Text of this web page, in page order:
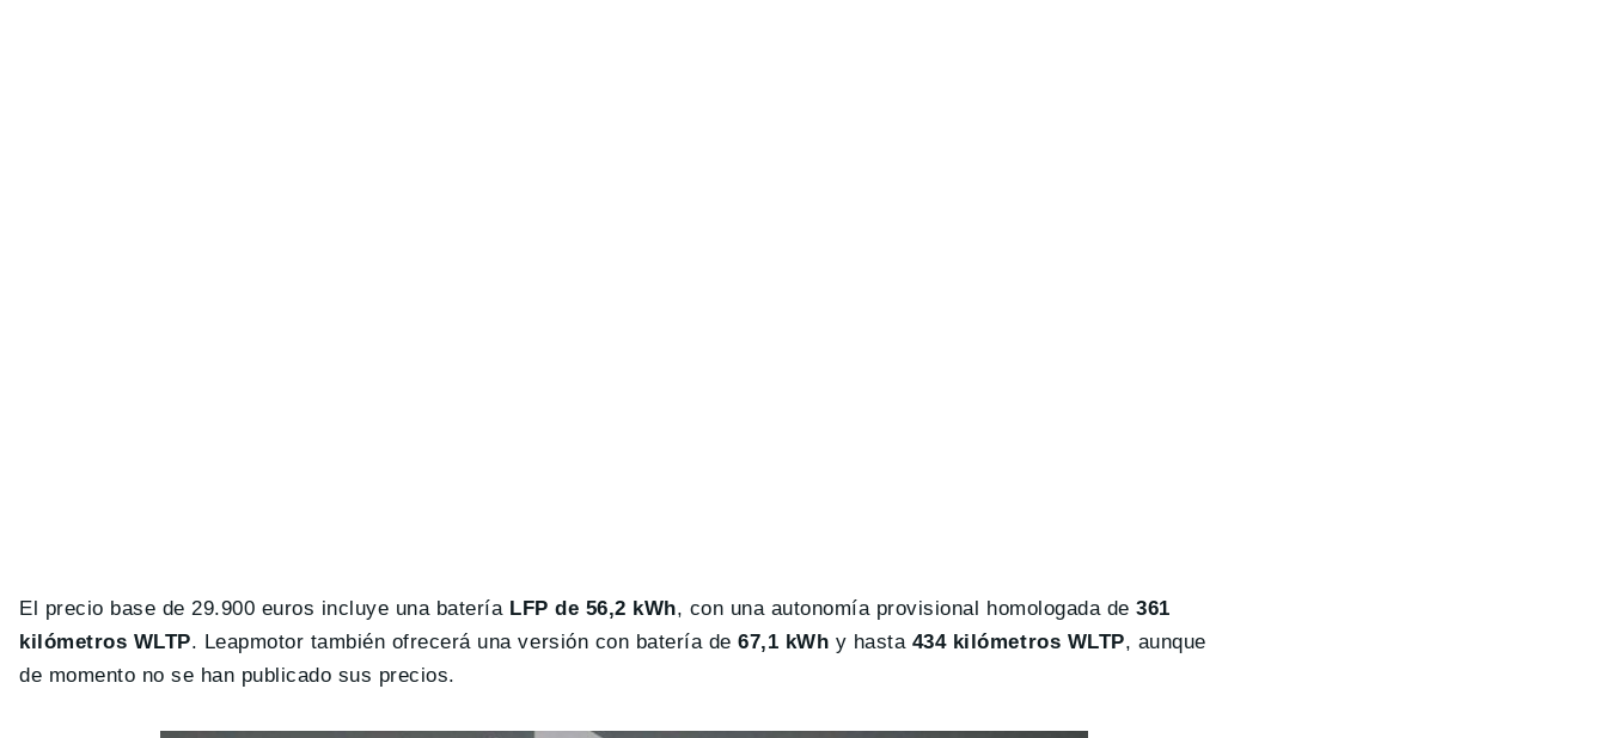
El precio base de 29.900 euros incluye una batería LFP de 56,2 kWh, con una autonomía provisional homologada de361
kilómetros WLTP. Leapmotor también ofrecerá una versión con batería de67,1 kWh y hasta 434 kilómetros WLTP, aunque
de momento no se han publicado sus precios.